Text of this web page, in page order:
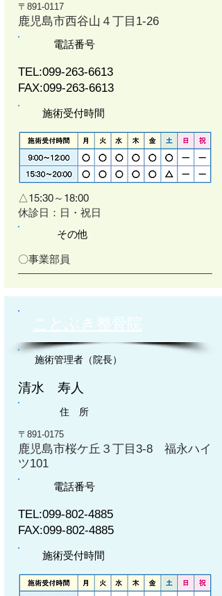
〒891-0117
鹿児島市西谷山４丁目1-26
電話番号
TEL:099-263-6613
FAX:099-263-6613
施術受付時間
△15:30～18:00
​休診日：日・祝日
その他
〇事業部員
ことぶき整骨院
施術管理者（院長）
清水 寿人
住 所
〒891-0175
鹿児島市桜ケ丘３丁目3-8 福永ハイ
ツ101
電話番号
TEL:099-802-4885
FAX:099-802-4885
施術受付時間